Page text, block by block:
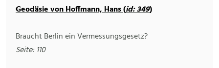
Geodäsie von Hoffmann, Hans (id: 349)
Braucht Berlin ein Vermessungsgesetz?
Seite: 110